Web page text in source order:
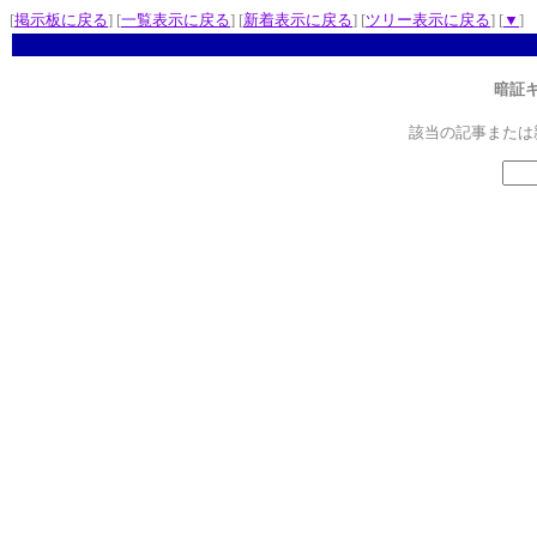
[掲示板に戻る] [一覧表示に戻る] [新着表示に戻る] [ツリー表示に戻る] [▼ ]
暗証
該当の記事また